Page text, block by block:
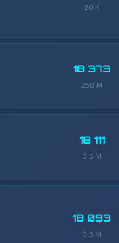
20 K
18 373
268 M
18 111
3,5 M
18 093
8,6 M